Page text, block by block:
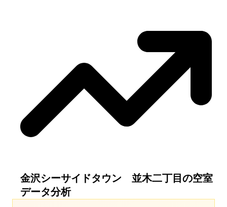
金沢シーサイドタウン 並木二丁目 の空室
データ分析